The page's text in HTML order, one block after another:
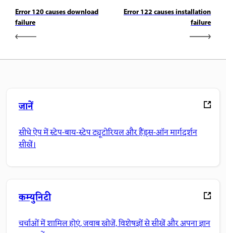
Error 120 causes download
failure
Error 122 causes installation
failure
जानें
सीधे ऐप में स्टेप-बाय-स्टेप ट्यूटोरियल और हैंड्स-ऑन मार्गदर्शन
सीखें।
कम्युनिटी
चर्चाओं में शामिल होएं, जवाब खोजें, विशेषज्ञों से सीखें और अपना ज्ञान